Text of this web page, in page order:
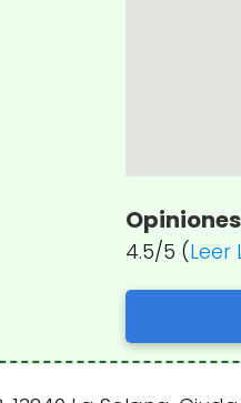
Opiniones
4.5/5 (Leer